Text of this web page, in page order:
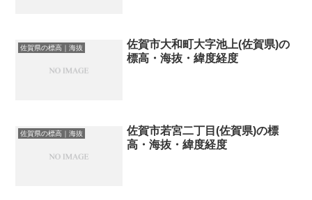
佐賀県の標高｜海抜
佐賀市大和町大字池上(佐賀県)の
標高・海抜・緯度経度
佐賀県の標高｜海抜
佐賀市若宮二丁目(佐賀県)の標
高・海抜・緯度経度